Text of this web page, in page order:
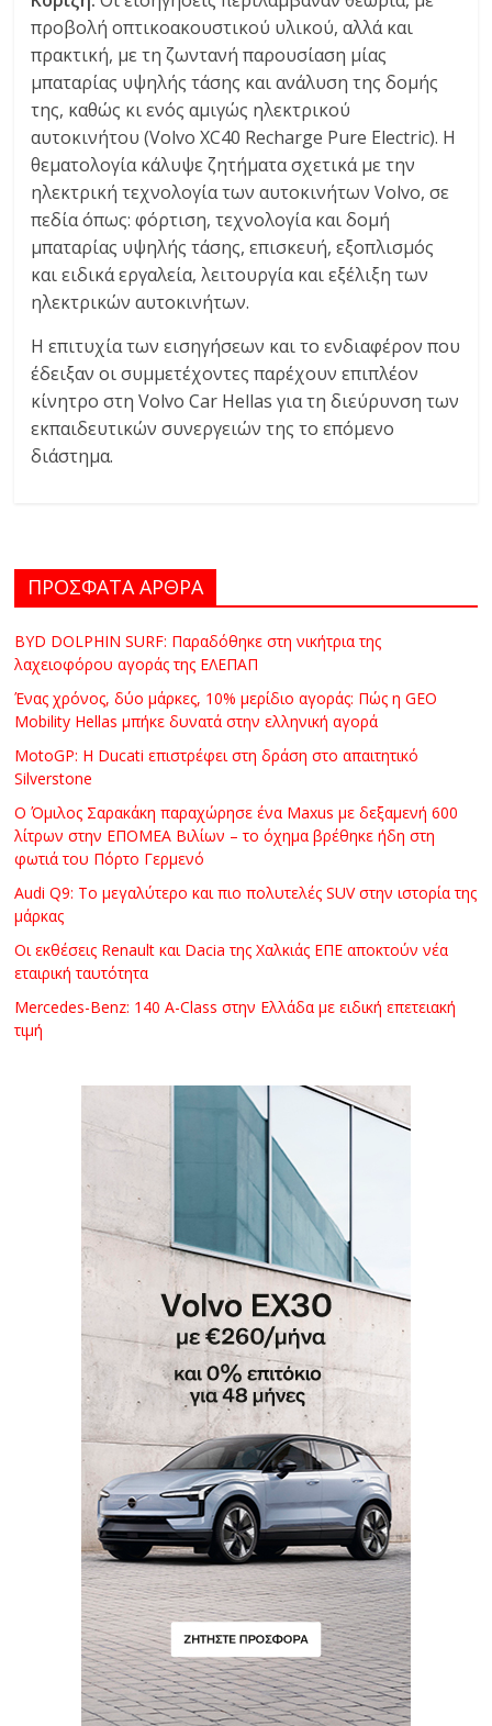
προβολή οπτικοακουστικού υλικού, αλλά και
πρακτική, με τη ζωντανή παρουσίαση μίας
μπαταρίας υψηλής τάσης και ανάλυση της δομής
της, καθώς κι ενός αμιγώς ηλεκτρικού
αυτοκινήτου (Volvo XC40 Recharge Pure Electric). Η
θεματολογία κάλυψε ζητήματα σχετικά με την
ηλεκτρική τεχνολογία των αυτοκινήτων Volvo, σε
πεδία όπως: φόρτιση, τεχνολογία και δομή
μπαταρίας υψηλής τάσης, επισκευή, εξοπλισμός
και ειδικά εργαλεία, λειτουργία και εξέλιξη των
ηλεκτρικών αυτοκινήτων.
Η επιτυχία των εισηγήσεων και το ενδιαφέρον που
έδειξαν οι συμμετέχοντες παρέχουν επιπλέον
κίνητρο στη Volvo Car Hellas για τη διεύρυνση των
εκπαιδευτικών συνεργειών της το επόμενο
διάστημα.
ΠΡΟΣΦΑΤΑ ΑΡΘΡΑ
BYD DOLPHIN SURF: Παραδόθηκε στη νικήτρια της
λαχειοφόρου αγοράς της ΕΛΕΠΑΠ
Ένας χρόνος, δύο μάρκες, 10% μερίδιο αγοράς: Πώς η GEO
Mobility Hellas μπήκε δυνατά στην ελληνική αγορά
MotoGP: Η Ducati επιστρέφει στη δράση στο απαιτητικό
Silverstone
Ο Όμιλος Σαρακάκη παραχώρησε ένα Maxus με δεξαμενή 600
λίτρων στην ΕΠΟΜΕΑ Βιλίων – το όχημα βρέθηκε ήδη στη
φωτιά του Πόρτο Γερμενό
Audi Q9: Το μεγαλύτερο και πιο πολυτελές SUV στην ιστορία της
μάρκας
Οι εκθέσεις Renault και Dacia της Χαλκιάς ΕΠΕ αποκτούν νέα
εταιρική ταυτότητα
Mercedes-Benz: 140 A-Class στην Ελλάδα με ειδική επετειακή
τιμή